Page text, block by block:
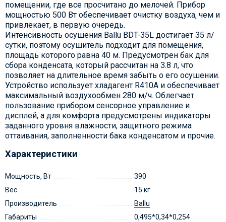
помещении, где все просчитано до мелочей. Прибор
мощностью 500 Вт обеспечивает очистку воздуха, чем и
привлекает, в первую очередь.
Интенсивность осушения Ballu BDT-35L достигает 35 л/
сутки, поэтому осушитель подходит для помещения,
площадь которого равна 40 м. Предусмотрен бак для
сбора конденсата, который рассчитан на 3.8 л, что
позволяет на длительное время забыть о его осушении.
Устройство использует хладагент R410A и обеспечивает
максимальный воздухообмен 280 м/ч. Облегчает
пользование прибором сенсорное управление и
дисплей, а для комфорта предусмотрены индикаторы
заданного уровня влажности, защитного режима
оттаивания, заполненности бака конденсатом и прочие.
Характеристики
Мощность, Вт
390
Вес
15 кг
Производитель
Ballu
Габариты
0,495*0,34*0,254